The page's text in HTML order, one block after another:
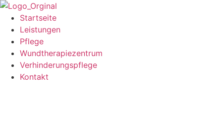
Startseite
Leistungen
Pflege
Wundtherapiezentrum
Verhinderungspflege
Kontakt